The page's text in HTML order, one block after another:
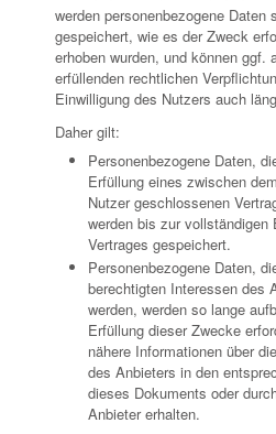
werden personenbezogene Daten
gespeichert, wie es der Zweck
erhoben wurden, und können ggf.
erfüllenden rechtlichen
Einwilligung des Nutzers auch
Daher gilt:
Personenbezogene Daten,
Erfüllung eines zwischen
Nutzer geschlossenen
werden bis zur vollständigen
Vertrages gespeichert.
Personenbezogene Daten,
berechtigten Interessen des
werden, werden so lange
Erfüllung dieser Zwecke
nähere Informationen über
des Anbieters in den
dieses Dokuments oder
Anbieter erhalten.